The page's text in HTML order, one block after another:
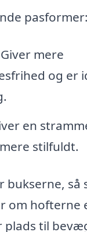
pasformer:
mere
og er
en
stilfuldt.
bukserne, så
om hofterne
plads til